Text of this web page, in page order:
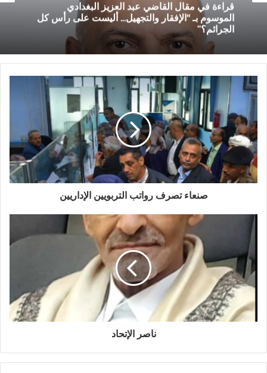
قراءة في مقال القاضي عبد العزيز البغدادي
الموسوم بـ “الإفقار والتجهيل… أليست على رأس كل
الجرائم؟”
صنعاء تصرف رواتب التربويين الإداريين
ناصر الإتحاد